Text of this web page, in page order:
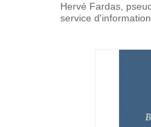
Hervé Fardas,
service